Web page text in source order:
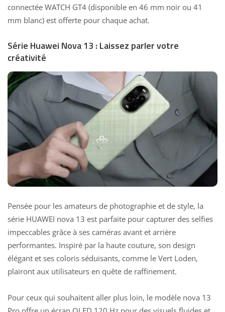
connectée WATCH GT4 (disponible en 46 mm noir ou 41
mm blanc) est offerte pour chaque achat.
Série Huawei Nova 13 : Laissez parler votre
créativité
Pensée pour les amateurs de photographie et de style, la
série HUAWEI nova 13 est parfaite pour capturer des selfies
impeccables grâce à ses caméras avant et arrière
performantes. Inspiré par la haute couture, son design
élégant et ses coloris séduisants, comme le Vert Loden,
plairont aux utilisateurs en quête de raffinement.
Pour ceux qui souhaitent aller plus loin, le modèle nova 13